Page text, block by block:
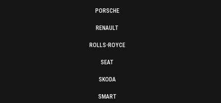
PORSCHE
RENAULT
ROLLS-ROYCE
SEAT
SKODA
SMART